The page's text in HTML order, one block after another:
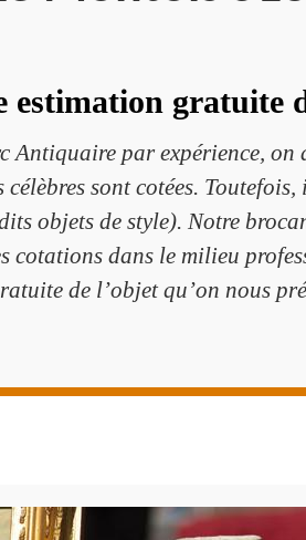
gratuite
Antiquaire par expérience,
sont cotées.
objets de style). Notre
cotations dans le milieu
de l’objet qu’on nous